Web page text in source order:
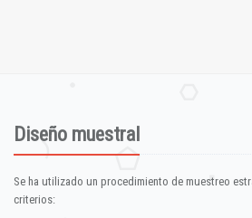
Diseño muestral
Se ha utilizado un procedimiento de muestreo
criterios: